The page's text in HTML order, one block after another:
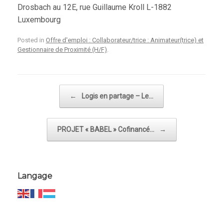
Drosbach au 12E, rue Guillaume Kroll L-1882
Luxembourg
Posted in Offre d'emploi : Collaborateur/trice : Animateur(trice) et
Gestionnaire de Proximité (H/F).
←
Logis en partage – Le…
PROJET « BABEL » Cofinancé… →
Langage